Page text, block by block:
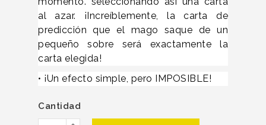
al azar. ¡Increíblemente, la carta de
predicción que el mago saque de un
pequeño sobre será exactamente la
carta elegida!
• ¡Un efecto simple, pero IMPOSIBLE!
Cantidad